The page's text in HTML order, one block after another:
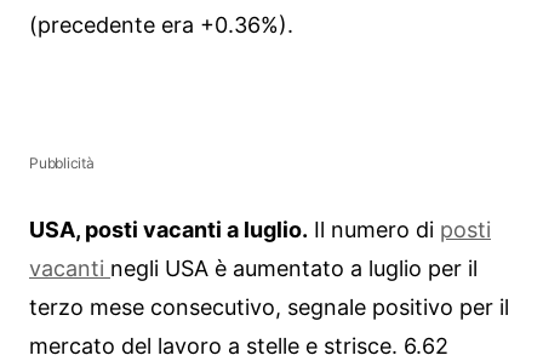
(precedente era +0.36%).
Pubblicità
USA, posti vacanti a luglio. Il numero di posti
vacanti negli USA è aumentato a luglio per il
terzo mese consecutivo, segnale positivo per il
mercato del lavoro a stelle e strisce. 6.62